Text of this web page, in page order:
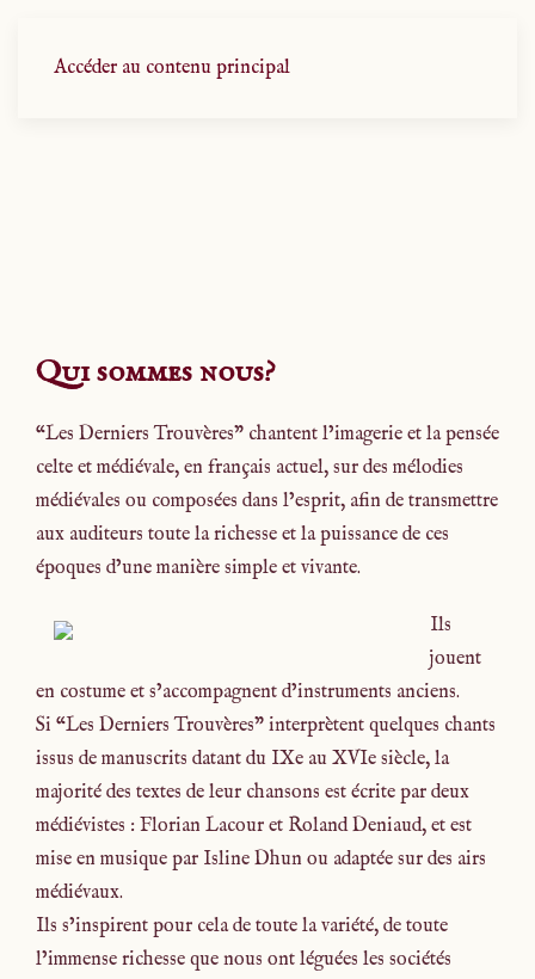
Accéder au contenu principal
Qui sommes nous?
“Les Derniers Trouvères” chantent l’imagerie et la pensée
celte et médiévale, en français actuel, sur des mélodies
médiévales ou composées dans l’esprit, afin de transmettre
aux auditeurs toute la richesse et la puissance de ces
époques d’une manière simple et vivante.
Ils
jouent
en costume et s’accompagnent d’instruments anciens.
Si “Les Derniers Trouvères” interprètent quelques chants
issus de manuscrits datant du IXe au XVIe siècle, la
majorité des textes de leur chansons est écrite par deux
médiévistes : Florian Lacour et Roland Deniaud, et est
mise en musique par Isline Dhun ou adaptée sur des airs
médiévaux.
Ils s’inspirent pour cela de toute la variété, de toute
l’immense richesse que nous ont léguées les sociétés